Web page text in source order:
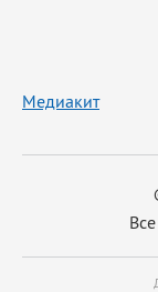
Медиакит